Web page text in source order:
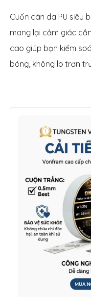
Cuốn cán da PU siêu
mang lại cảm giác
cao giúp bạn kiểm
bóng, không lo trơn